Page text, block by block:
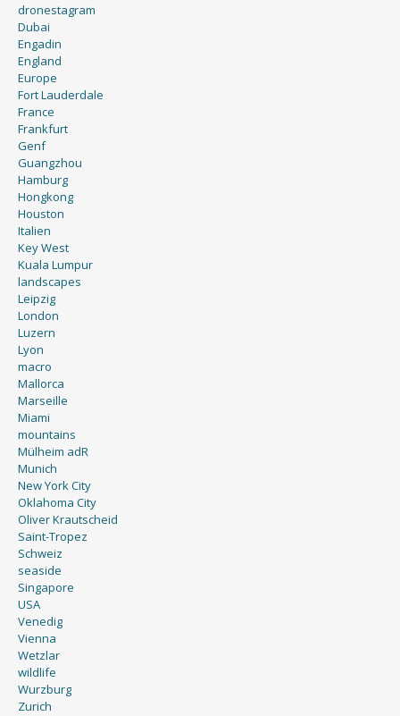
dronestagram
Dubai
Engadin
England
Europe
Fort Lauderdale
France
Frankfurt
Genf
Guangzhou
Hamburg
Hongkong
Houston
Italien
Key West
Kuala Lumpur
landscapes
Leipzig
London
Luzern
Lyon
macro
Mallorca
Marseille
Miami
mountains
Mülheim adR
Munich
New York City
Oklahoma City
Oliver Krautscheid
Saint-Tropez
Schweiz
seaside
Singapore
USA
Venedig
Vienna
Wetzlar
wildlife
Wurzburg
Zurich